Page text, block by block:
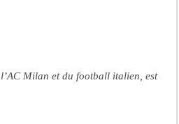
Milan et du football italien, est